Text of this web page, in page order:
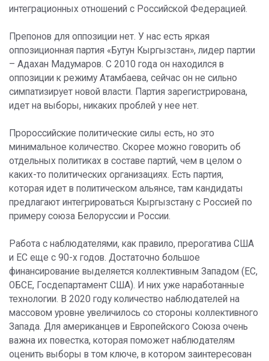
интеграционных отношений с Российской Федерацией.
Препонов для оппозиции нет. У нас есть яркая
оппозиционная партия «Бутун Кыргызстан», лидер партии
– Адахан Мадумаров. С 2010 года он находился в
оппозиции к режиму Атамбаева, сейчас он не сильно
симпатизирует новой власти. Партия зарегистрирована,
идет на выборы, никаких проблей у нее нет.
Пророссийские политические силы есть, но это
минимальное количество. Скорее можно говорить об
отдельных политиках в составе партий, чем в целом о
каких-то политических организациях. Есть партия,
которая идет в политическом альянсе, там кандидаты
предлагают интегрироваться Кыргызстану с Россией по
примеру союза Белоруссии и России.
Работа с наблюдателями, как правило, прерогатива США
и ЕС еще с 90-х годов. Достаточно большое
финансирование выделяется коллективным Западом (ЕС,
ОБСЕ, Госдепартамент США). И них уже наработанные
технологии. В 2020 году количество наблюдателей на
массовом уровне увеличилось со стороны коллективного
Запада. Для американцев и Европейского Союза очень
важна их повестка, которая поможет наблюдателям
оценить выборы в том ключе, в котором заинтересован